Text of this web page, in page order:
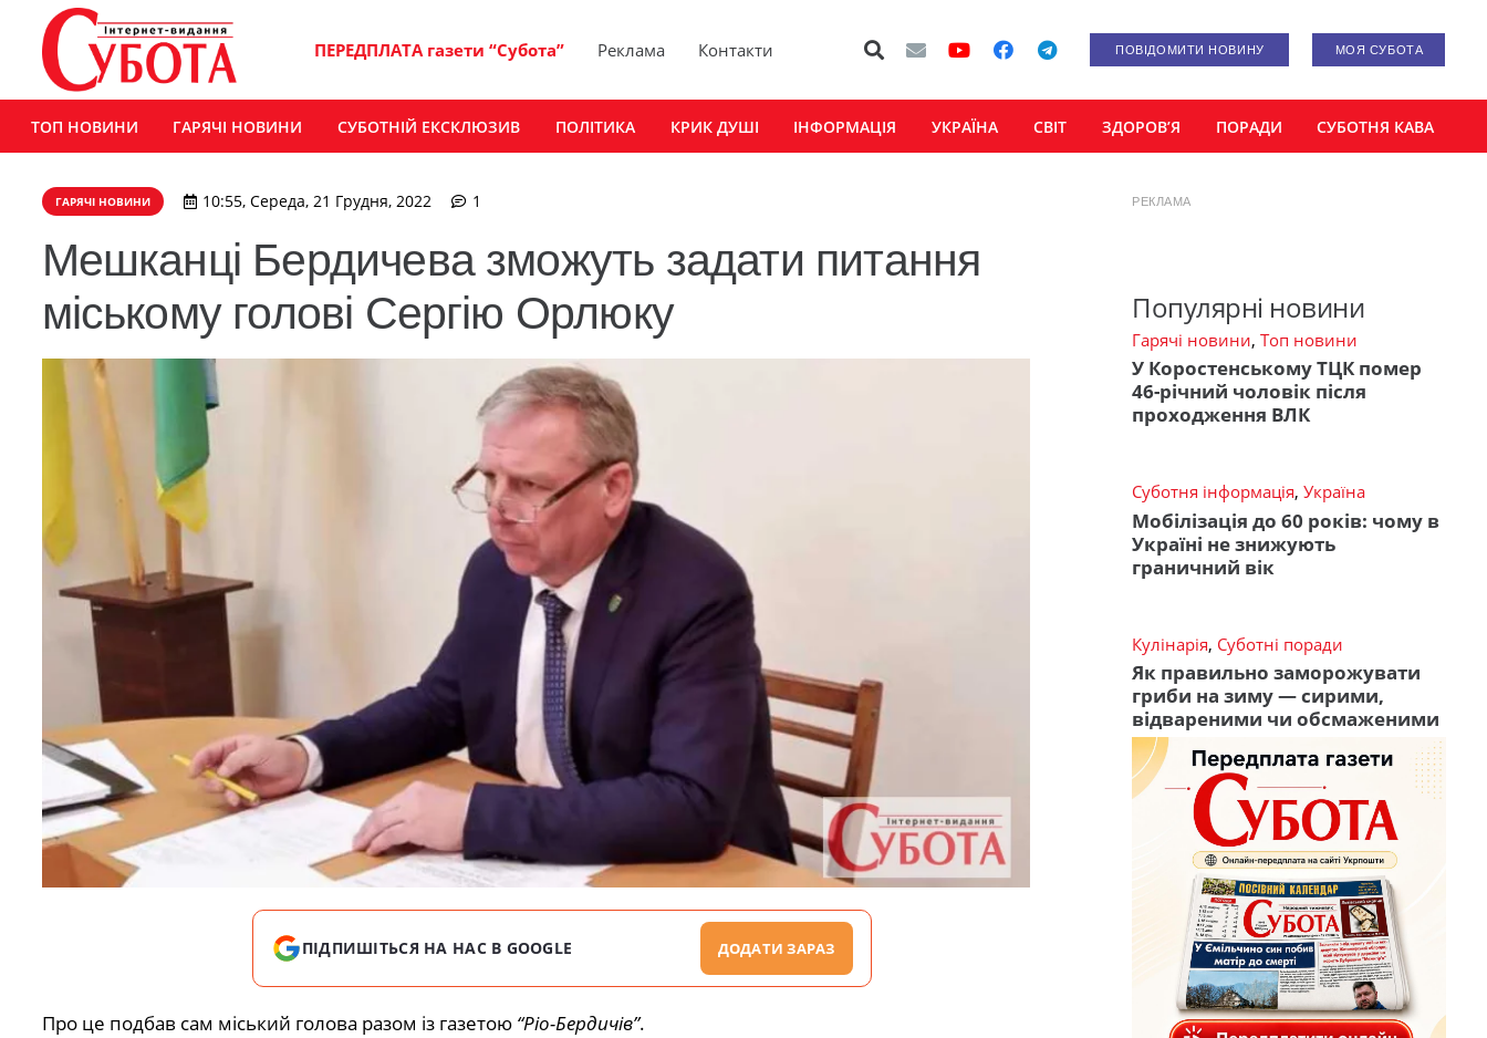
ПЕРЕДПЛАТА газети “Субота” Реклама Контакти ПОВІДОМИТИ НОВИНУ МОЯ СУБОТА
ТОП НОВИНИ ГАРЯЧІ НОВИНИ СУБОТНІЙ ЕКСКЛЮЗИВ ПОЛІТИКА КРИК ДУШІ ІНФОРМАЦІЯ УКРАЇНА СВІТ ЗДОРОВ’Я ПОРАДИ СУБОТНЯ КАВА
ГАРЯЧІ НОВИНИ 10:55, Середа, 21 Грудня, 2022 1
Мешканці Бердичева зможуть задати питання
міському голові Сергію Орлюку
ПІДПИШІТЬСЯ НА НАС В GOOGLE ДОДАТИ ЗАРАЗ
Про це подбав сам міський голова разом із газетою “Ріо-Бердичів”.
РЕКЛАМА
Популярні новини
Гарячі новини, Топ новини
У Коростенському ТЦК помер
46-річний чоловік після
проходження ВЛК
Суботня інформація, Україна
Мобілізація до 60 років: чому в
Україні не знижують
граничний вік
Кулінарія, Суботні поради
Як правильно заморожувати
гриби на зиму — сирими,
відвареними чи обсмаженими